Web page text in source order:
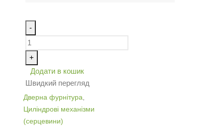
-
+
Додати в кошик
Швидкий перегляд
Дверна фурнітура
Циліндрові механізми
(серцевини)